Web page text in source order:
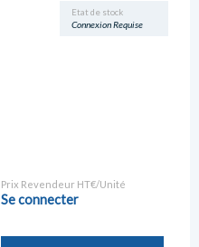
Etat de stock
Connexion Requise
Prix Revendeur HT€/Unité
Se connecter